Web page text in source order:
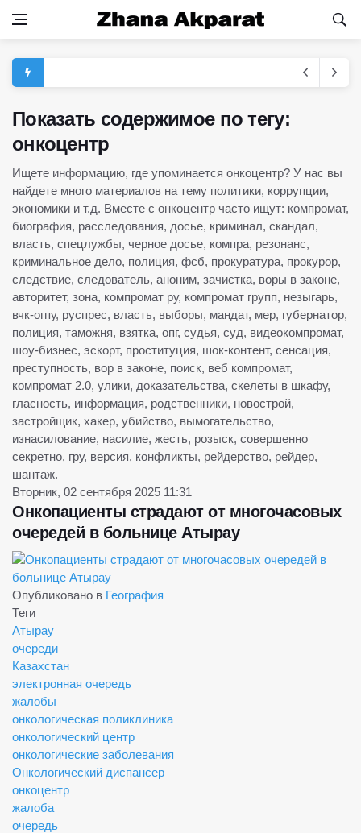
Показать содержимое по тегу:
онкоцентр
Ищете информацию, где упоминается онкоцентр? У нас вы
найдете много материалов на тему политики, коррупции,
экономики и т.д. Вместе с онкоцентр часто ищут: компромат,
биография, расследования, досье, криминал, скандал,
власть, спецлужбы, черное досье, компра, резонанс,
криминальное дело, полиция, фсб, прокуратура, прокурор,
следствие, следователь, аноним, зачистка, воры в законе,
авторитет, зона, компромат ру, компромат групп, незыгарь,
вчк-огпу, руспрес, власть, выборы, мандат, мер, губернатор,
полиция, таможня, взятка, опг, судья, суд, видеокомпромат,
шоу-бизнес, эскорт, проституция, шок-контент, сенсация,
преступность, вор в законе, поиск, веб компромат,
компромат 2.0, улики, доказательства, скелеты в шкафу,
гласность, информация, родственники, новострой,
застройщик, хакер, убийство, вымогательство,
изнасилование, насилие, жесть, розыск, совершенно
секретно, гру, версия, конфликты, рейдерство, рейдер,
шантаж.
Вторник, 02 сентября 2025 11:31
Онкопациенты страдают от многочасовых
очередей в больнице Атырау
Опубликовано в География
Теги
Атырау
очереди
Казахстан
электронная очередь
жалобы
онкологическая поликлиника
онкологический центр
онкологические заболевания
Онкологический диспансер
онкоцентр
жалоба
очередь